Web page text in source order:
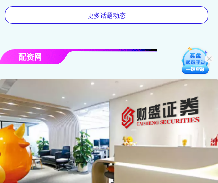
更多话题动态
配资网